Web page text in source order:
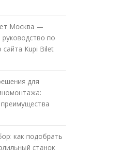
Москва —
по
Kupi Bilet
для
как подобрать
станок